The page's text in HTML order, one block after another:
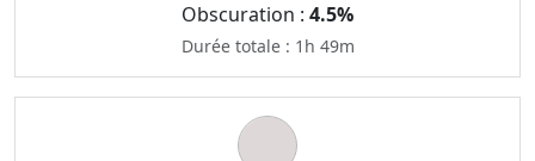
Obscuration : 4.5%
Durée totale : 1h 49m